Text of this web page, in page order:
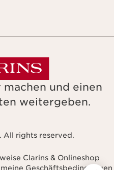
machen und einen
weitergeben.
All rights reserved.
Clarins & Onlineshop
Geschäftsbedingungen